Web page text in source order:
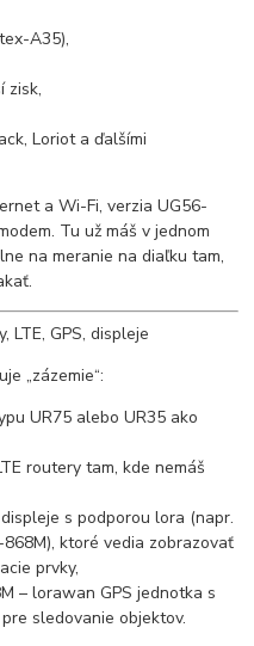
A35),
zisk,
Loriot a ďalšími
a Wi-Fi, verzia UG56-
Tu už máš v jednom
na meranie na diaľku tam,
LTE, GPS, displeje
„zázemie“:
UR75 alebo UR35 ako
routery tam, kde nemáš
s podporou lora (napr.
ktoré vedia zobrazovať
prvky,
– lorawan GPS jednotka s
sledovanie objektov.